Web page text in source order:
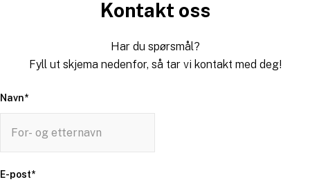
Kontakt oss
Har du spørsmål?
Fyll ut skjema nedenfor, så tar vi kontakt med deg!
Navn*
E-post*